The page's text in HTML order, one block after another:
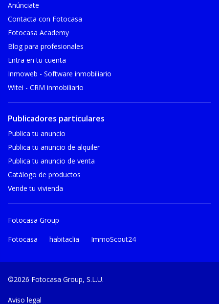
Anúnciate
Contacta con Fotocasa
Fotocasa Academy
Blog para profesionales
Entra en tu cuenta
Inmoweb - Software inmobiliario
Witei - CRM inmobiliario
Publicadores particulares
Publica tu anuncio
Publica tu anuncio de alquiler
Publica tu anuncio de venta
Catálogo de productos
Vende tu vivienda
Fotocasa Group
Fotocasa habitaclia ImmoScout24
©2026 Fotocasa Group, S.L.U.
Aviso legal